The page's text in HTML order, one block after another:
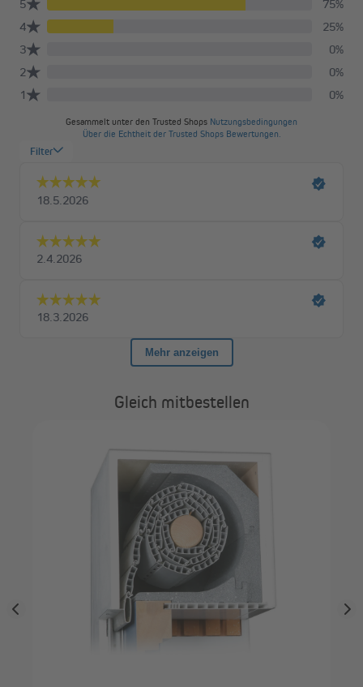
verwenden.
Dämmung verkleben
Bitte beachte, dass du ausschließlich Montagekleber und keinen
Gleich mitbestellen